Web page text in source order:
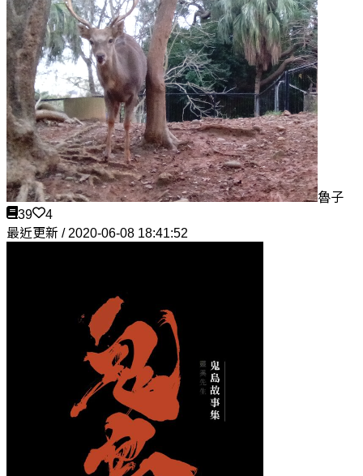
魯子
39
4
最近更新 / 2020-06-08 18:41:52